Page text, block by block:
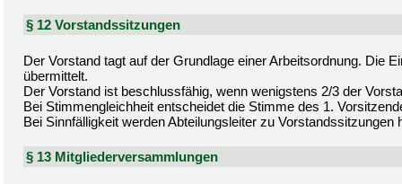
§ 12 Vorstandssitzungen
Der Vorstand tagt auf der Grundlage einer Arbeitsordnung. Die
übermittelt.
Der Vorstand ist beschlussfähig, wenn wenigstens 2/3 der
Bei Stimmengleichheit entscheidet die Stimme des 1.
Bei Sinnfälligkeit werden Abteilungsleiter zu Vorstandssitzungen
§ 13 Mitgliederversammlungen